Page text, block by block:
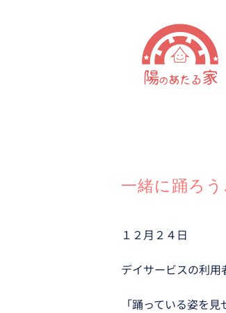
一緒に踊ろ
１２月２４日
デイサービスの利用
「踊っている姿を